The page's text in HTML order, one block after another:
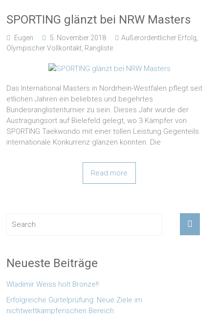
SPORTING glänzt bei NRW Masters
Eugen 5. November 2018 Außerordentlicher Erfolg
Olympischer Vollkontakt Rangliste
Das International Masters in Nordrhein-Westfalen pflegt seit
etlichen Jahren ein beliebtes und begehrtes
Bundesranglistenturnier zu sein. Dieses Jahr wurde der
Austragungsort auf Bielefeld gelegt, wo 3 Kämpfer von
SPORTING Taekwondo mit einer tollen Leistung Gegenteils
internationale Konkurrenz glänzen konnten. Die
Read more
Neueste Beiträge
Wladimir Weiss holt Bronze!!
Erfolgreiche Gürtelprüfung: Neue Ziele im
nichtwettkämpferischen Bereich